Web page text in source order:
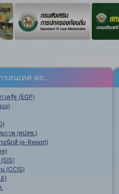
รสนเทศ สถ.
ครัฐ (EGP)
ภาพ (สปสช.)
อนิกส์ (e-Report)
(CCIS)